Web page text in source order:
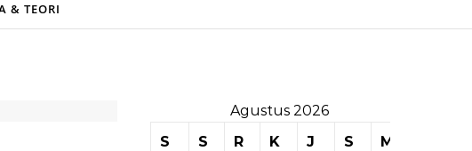
& TEORI
Agustus 2026
S
S R K J S M